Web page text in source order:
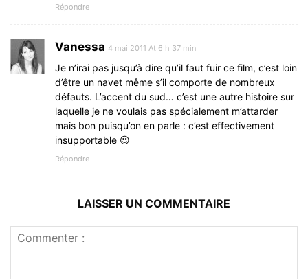
Répondre
Vanessa 4 mai 2011 At 6 h 37 min
Je n’irai pas jusqu’à dire qu’il faut fuir ce film, c’est loin
d’être un navet même s’il comporte de nombreux
défauts. L’accent du sud… c’est une autre histoire sur
laquelle je ne voulais pas spécialement m’attarder
mais bon puisqu’on en parle : c’est effectivement
insupportable 😉
Répondre
LAISSER UN COMMENTAIRE